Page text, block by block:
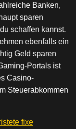
Banken,
sparen
schaffen kannst.
ebenfalls ein
Geld sparen
Portals ist
Casino-
Steuerabkommen
fixe